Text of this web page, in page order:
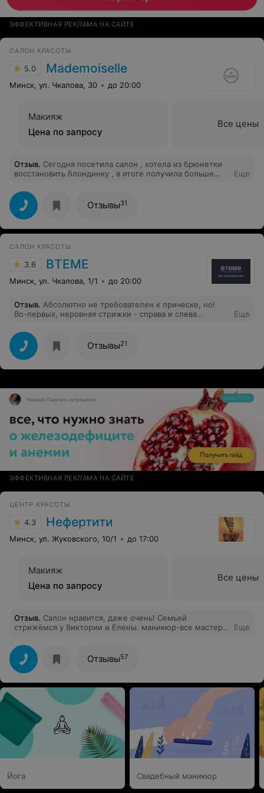
ЭФФЕКТИВНАЯ РЕКЛАМА НА САЙТЕ
САЛОН КРАСОТЫ
5.0 Mademoiselle
Минск, ул. Чкалова, 30 до 20:00
Макияж
Цена по запросу
Все цены
Отзыв. Сегодня посетила салон , хотела из брюнетки
восстановить блондинку , в итоге получила больше
спасибо мастеру с косичкой ))), к сожалению имя не
запомнила. Буду вас советовать подругам !!! Успехов в
работе !
Еще
Отзывы31
САЛОН КРАСОТЫ
3.6 ВТЕМЕ
Минск, ул. Чкалова, 1/1 до 20:00
Отзыв. Абсолютно не требователен к прическе, но!
Во-первых, неровная стрижки - справа и слева
больше, где-то меньше, все криво.Во-вторых, вместо
"Стрижка мужская под 2 насадки" взяли оплату за
"Стрижка мужская модельная".И, в-третьих, не сразу
вспомнили про акцию - минус 20%.В общем, не то что
было здесь раньше..
Еще
Отзывы21
ЭФФЕКТИВНАЯ РЕКЛАМА НА САЙТЕ
ЦЕНТР КРАСОТЫ
4.3 Нефертити
Минск, ул. Жуковского, 10/1 до 17:00
Макияж
Цена по запросу
Все цены
Отзыв. Салон нравится, даже очень! Семьей
стрижёмся у Виктории и Елены. маникюр-все мастера
маникюр! Спасибо, Хороших Вам клиентов!
Еще
Отзывы57
Йога Свадебный маникюр